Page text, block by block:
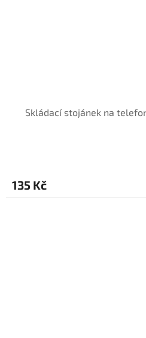
Skládací stojánek na
135 Kč